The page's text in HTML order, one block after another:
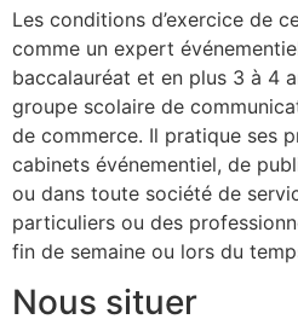
Les conditions d’exercice de
comme un expert
baccalauréat et en plus 3 à 4
groupe scolaire de
de commerce. Il pratique ses
cabinets événementiel, de
ou dans toute société de
particuliers ou des
fin de semaine ou lors du
Nous situer